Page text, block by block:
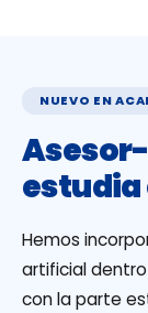
NUEVO EN
estudia
Hemos
artificial
con la parte